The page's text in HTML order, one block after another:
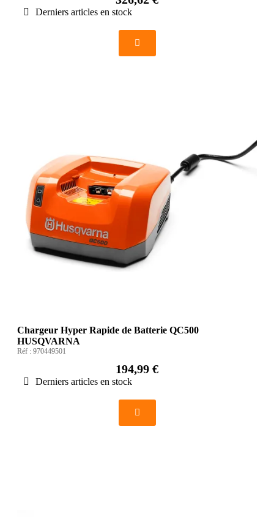
Derniers articles en stock
Chargeur Hyper Rapide de Batterie QC500
HUSQVARNA
Réf : 970449501
194,99 €
Derniers articles en stock